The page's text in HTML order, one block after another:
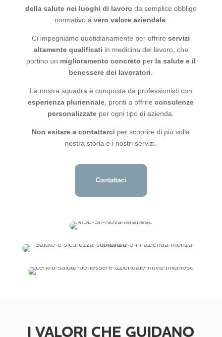
della salute nei luoghi di lavoro da semplice obbligo
normativo a vero valore aziendale.
Ci impegniamo quotidianamente per offrireservizi
altamente qualificati in medicina del lavoro, che
portino un miglioramento concreto per la salute e il
benessere dei lavoratori
La nostra squadra è composta da professionisti con
esperienza pluriennale , pronti a offrireconsulenze
personalizzate per ogni tipo di azienda.
Non esitare a contattarci per scoprire di più sulla
nostra storia e i nostri servizi.
Contattaci
I VALORI CHE GUIDANO